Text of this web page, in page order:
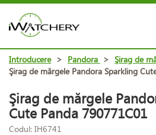
Introducere > Pandora > Şirag de
Şirag de mărgele Pandora Sparkling
Şirag de mărgele
Cute Panda 790771C01
Codul: IH6741